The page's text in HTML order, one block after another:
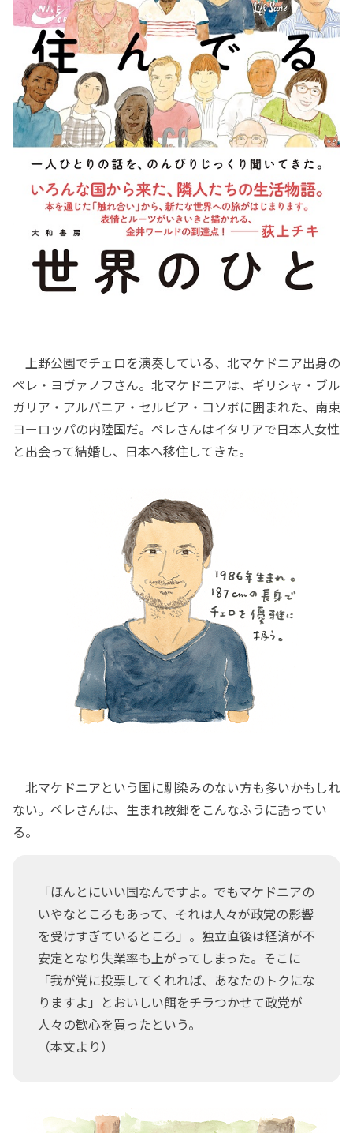
上野公園でチェロを演奏している、北マケドニア出身の
ペレ・ヨヴァノフさん。北マケドニアは、ギリシャ・ブル
ガリア・アルバニア・セルビア・コソボに囲まれた、南東
ヨーロッパの内陸国だ。ペレさんはイタリアで日本人女性
と出会って結婚し、日本へ移住してきた。
北マケドニアという国に馴染みのない方も多いかもしれ
ない。ペレさんは、生まれ故郷をこんなふうに語ってい
る。
「ほんとにいい国なんですよ。でもマケドニアの
いやなところもあって、それは人々が政党の影響
を受けすぎているところ」。独立直後は経済が不
安定となり失業率も上がってしまった。そこに
「我が党に投票してくれれば、あなたのトクにな
りますよ」とおいしい餌をチラつかせて政党が
人々の歓心を買ったという。
（本文より）